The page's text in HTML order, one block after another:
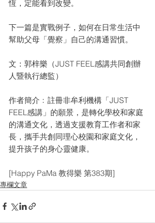
恆，定能看到改變。
下一篇是實戰例子，如何在日常生活中
幫助父母「覺察」自己的溝通習慣。
文：郭梓樂（JUST FEEL感講共同創辦
人暨執行總監）
作者簡介﹕註冊非牟利機構「JUST
FEEL感講」的願景，是轉化學校和家庭
的溝通文化，透過支援教育工作者和家
長，攜手共創同理心校園和家庭文化，
提升孩子的身心靈健康。
[Happy PaMa 教得樂 第383期]
專欄文章